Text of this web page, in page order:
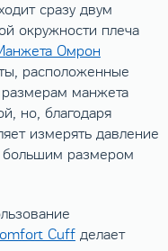
сразу двум
окружности плеча
Омрон
расположенные
манжета
но, благодаря
измерять давление
большим размером
Cuffделает